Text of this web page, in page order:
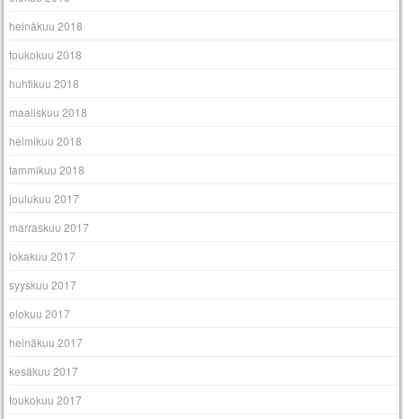
heinäkuu 2018
toukokuu 2018
huhtikuu 2018
maaliskuu 2018
helmikuu 2018
tammikuu 2018
joulukuu 2017
marraskuu 2017
lokakuu 2017
syyskuu 2017
elokuu 2017
heinäkuu 2017
kesäkuu 2017
toukokuu 2017